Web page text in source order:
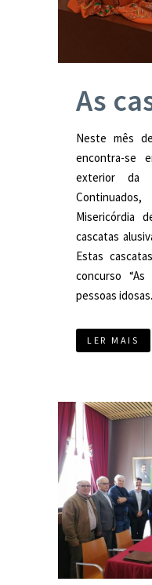
As
Neste mês
encontra-se
exterior da
Misericórdia
cascatas
Estas
concurso “As
pessoas
LER MAIS